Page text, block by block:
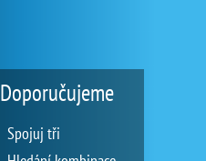
Doporučujeme
Spojuj tři